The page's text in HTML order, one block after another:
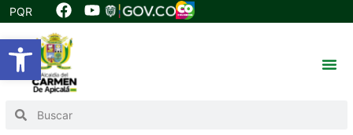
Abrir barra de herramientas
PQR